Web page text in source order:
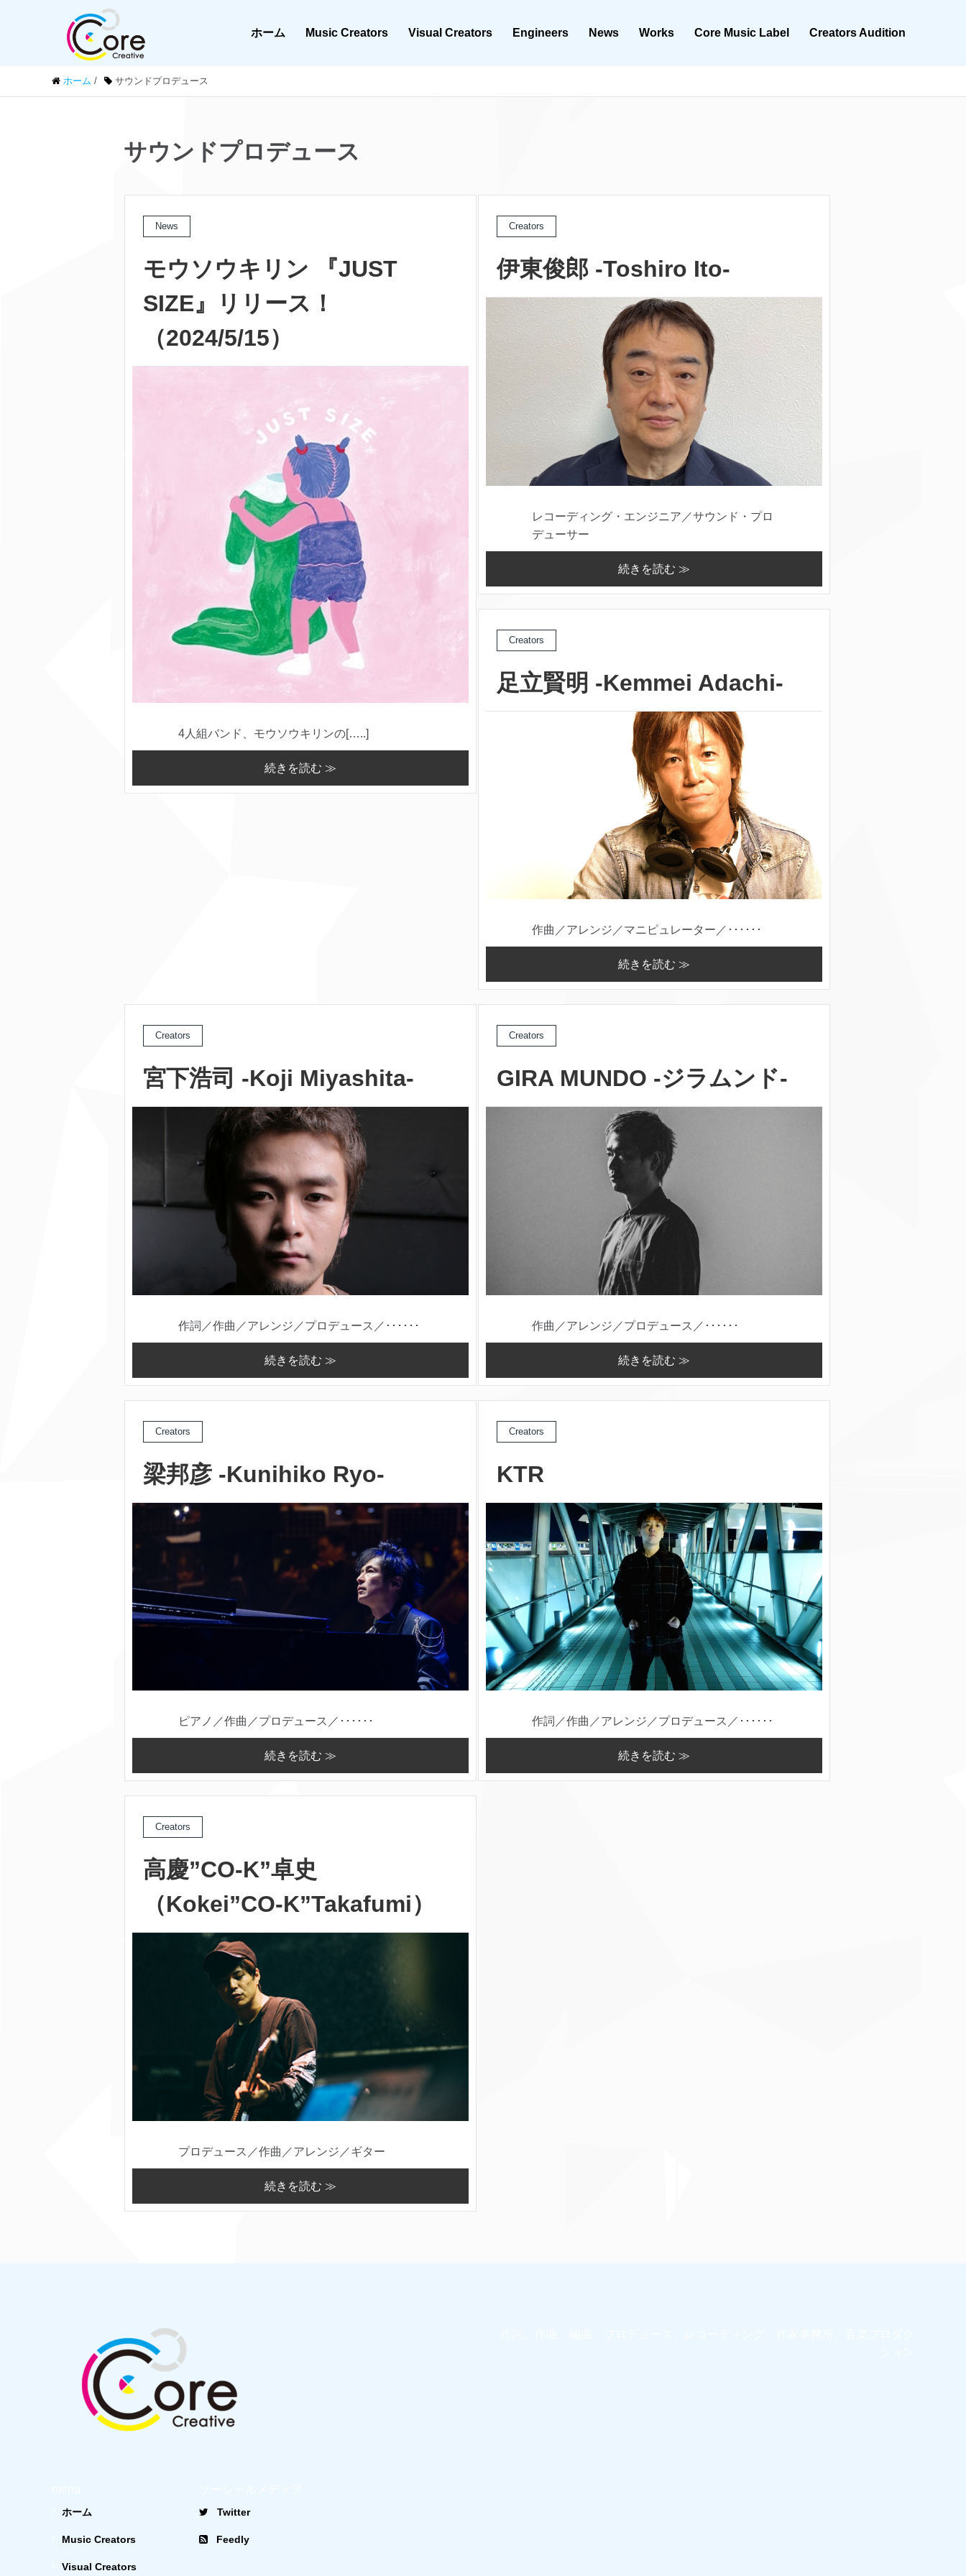
ホーム Music Creators Visual Creators Engineers News Works Core Music Label Creators Audition
ホーム / サウンドプロデュース
サウンドプロデュース
News
モウソウキリン 『JUST
SIZE』リリース！
（2024/5/15）
4人組バンド、モウソウキリンの[…..]
続きを読む ≫
Creators
伊東俊郎 -Toshiro Ito-
レコーディング・エンジニア／サウンド・プロ
デューサー
続きを読む ≫
Creators
足立賢明 -Kemmei Adachi-
作曲／アレンジ／マニピュレーター／･･････
続きを読む ≫
Creators
宮下浩司 -Koji Miyashita-
作詞／作曲／アレンジ／プロデュース／･･････
続きを読む ≫
Creators
GIRA MUNDO -ジラムンド-
作曲／アレンジ／プロデュース／･･････
続きを読む ≫
Creators
梁邦彦 -Kunihiko Ryo-
ピアノ／作曲／プロデュース／･･････
続きを読む ≫
Creators
KTR
作詞／作曲／アレンジ／プロデュース／･･････
続きを読む ≫
Creators
高慶”CO-K”卓史
（Kokei”CO-K”Takafumi）
プロデュース／作曲／アレンジ／ギター
続きを読む ≫
ホーム
Music Creators
Visual Creators
Twitter
Feedly